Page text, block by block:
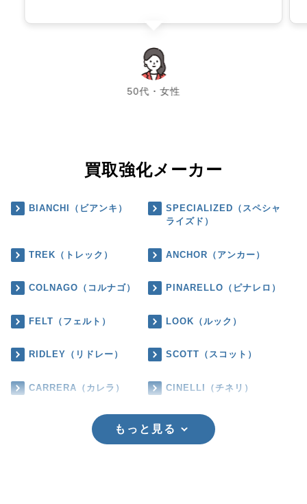
50代・女性
chevron_left chevron_right
買取強化メーカー
BIANCHI（ビアンキ）
SPECIALIZED（スペシャ
ライズド）
TREK（トレック） ANCHOR（アンカー）
COLNAGO（コルナゴ） PINARELLO（ピナレロ）
FELT（フェルト） LOOK（ルック）
RIDLEY（リドレー） SCOTT（スコット）
CARRERA（カレラ） CINELLI（チネリ）
もっと見る